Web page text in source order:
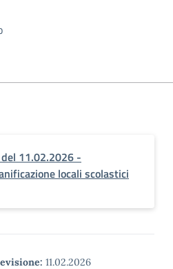
11.02.2026 -
locali scolastici
11.02.2026